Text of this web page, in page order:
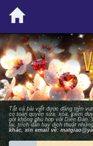
Tất cả bài viết được đăng trên
có toàn quyền sửa, xóa, kiểm
gởi không phù hợp với Diễn
lại, trích dẫn hay dịch thuật
khác, xin email về: